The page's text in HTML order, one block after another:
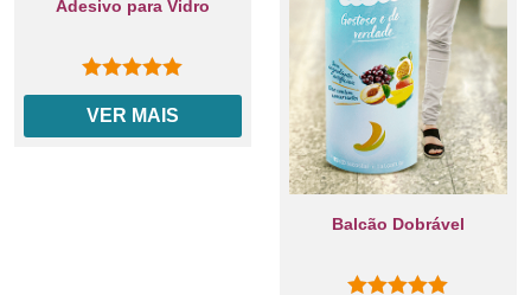
Adesivo para Vidro
0out of 5
VER MAIS
Balcão Dobrável